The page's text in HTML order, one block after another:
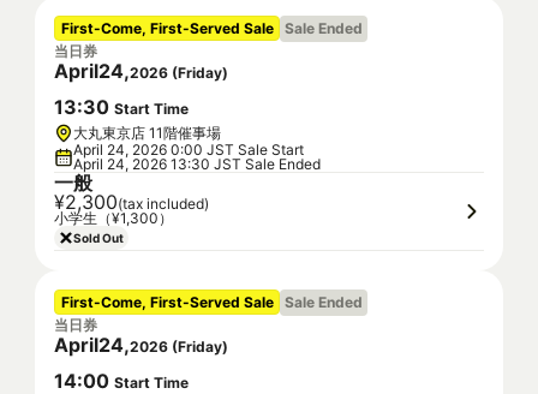
First-Come, First-Served Sale Sale Ended
当日券
April24,2026 (Friday)
13:30 Start Time
大丸東京店 11階催事場
April 24, 2026 0:00 JST Sale Start
April 24, 2026 13:30 JST Sale Ended
一般
¥2,300(tax included)
小学生（¥1,300）
Sold Out
First-Come, First-Served Sale Sale Ended
当日券
April24,2026 (Friday)
14:00 Start Time